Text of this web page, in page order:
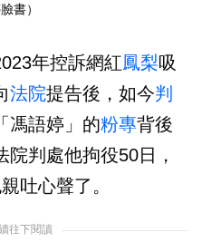
書）
年控訴網紅鳳梨吸
法院提告後，如今判
馮語婷」的粉專背後
判處他拘役50日，
吐心聲了。
往下閱讀